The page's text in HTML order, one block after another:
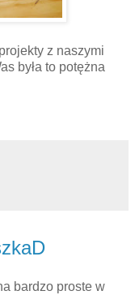
z naszymi
była to potężna
bardzo proste w